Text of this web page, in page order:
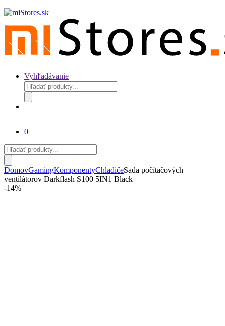
Vyhľadávanie
Products
search
0
Products
search
DomovGamingKomponentyChladičeSada počítačových
ventilátorov Darkflash S100 5IN1 Black
-14%